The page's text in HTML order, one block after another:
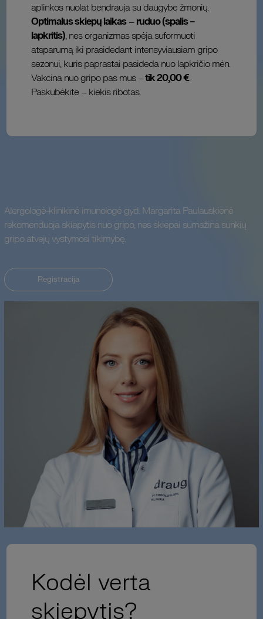
aplinkos nuolat bendrauja su daugybe žmonių.
Optimalus skiepų laikas– ruduo (spalis –
lapkritis), nes organizmas spėja suformuoti
atsparumą iki prasidedant intensyviausiam gripo
sezonui, kuris paprastai pasideda nuo lapkričio mėn.
Vakcina nuo gripo pas mus –tik 20,00 €.
Paskubėkite – kiekis ribotas.
Alergologė-klinikinė imunologė gyd. Margarita Paulauskienė
rekomenduoja skiepytis nuo gripo, nes skiepai sumažina sunkių
gripo atvejų vystymosi tikimybę.
Registracija
Kodėl verta
skiepytis?